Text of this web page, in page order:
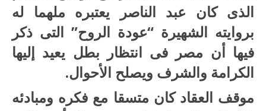
الذى كان عبد الناصر يعتبره ملهما له
بروايته الشهيرة “عودة الروح” التى ذكر
فيها أن مصر فى انتظار بطل يعيد إليها
الكرامة والشرف ويصلح الأحوال.
موقف العقاد كان متسقا مع فكره ومبادئه